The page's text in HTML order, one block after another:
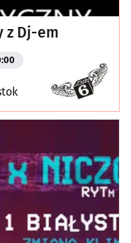
z Dj-em